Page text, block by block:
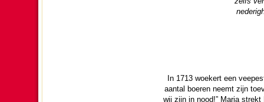
In 1713 woekert een
aantal boeren neemt zijn
wij zijn in nood!” Maria